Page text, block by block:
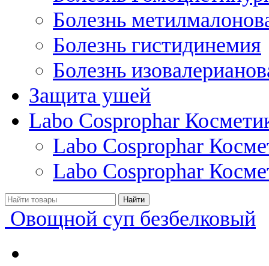
Болезнь
Болезнь гистидинемия
Болезнь
Защита ушей
Labo Cosprophar
Labo Cosprophar
Labo Cosprophar
Овощной суп безбелковый